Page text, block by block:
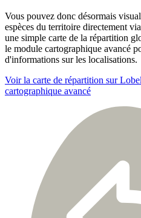
Vous pouvez donc désormais
espèces du territoire directement via
une simple carte de la répartition
le module cartographique avancé
d'informations sur les localisations.
Voir la carte de répartition sur
cartographique avancé